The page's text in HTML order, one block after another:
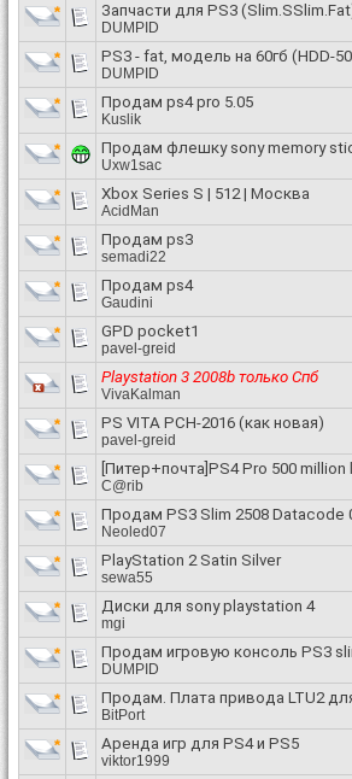
Запчасти для PS3
DUMPID
PS3 - fat, модель на 60гб (HDD-
DUMPID
Продам ps4 pro 5.05
Kuslik
Продам флешку sony memory
Uxw1sac
Xbox Series S | 512 | Москва
AcidMan
Продам ps3
semadi22
Продам ps4
Gaudini
GPD pocket1
pavel-greid
Playstation 3 2008b только Спб
VivaKalman
PS VITA PCH-2016 (как новая)
pavel-greid
[Питер+почта]PS4 Pro 500
C@rib
Продам PS3 Slim 2508 Datacode
Neoled07
PlayStation 2 Satin Silver
sewa55
Диски для sony playstation 4
mgi
Продам игровую консоль PS3
DUMPID
Продам. Плата привода LTU2
BitPort
Аренда игр для PS4 и PS5
viktor1999